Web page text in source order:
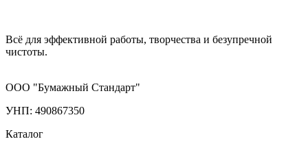
Всё для эффективной работы, творчества и безупречной
чистоты.
ООО "Бумажный Стандарт"
УНП: 490867350
Каталог